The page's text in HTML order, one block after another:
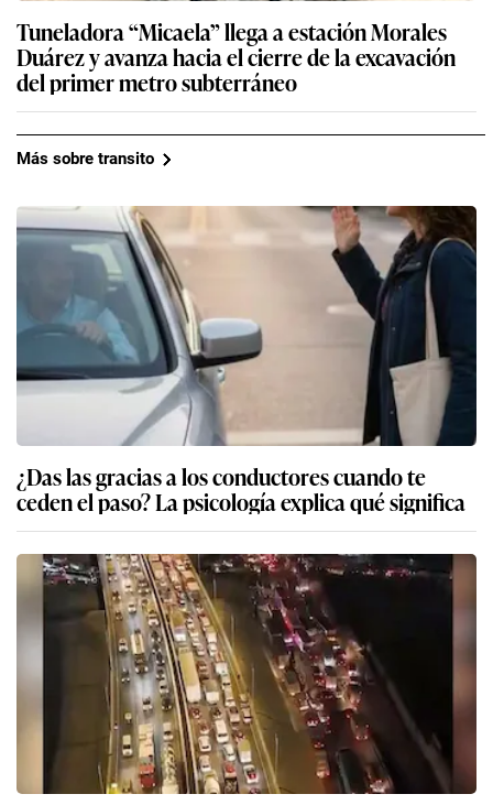
Tuneladora “Micaela” llega a estación Morales
Duárez y avanza hacia el cierre de la excavación
del primer metro subterráneo
Más sobre transito
¿Das las gracias a los conductores cuando te
ceden el paso? La psicología explica qué significa